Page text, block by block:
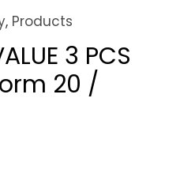
, Products
3 PCS
20 /